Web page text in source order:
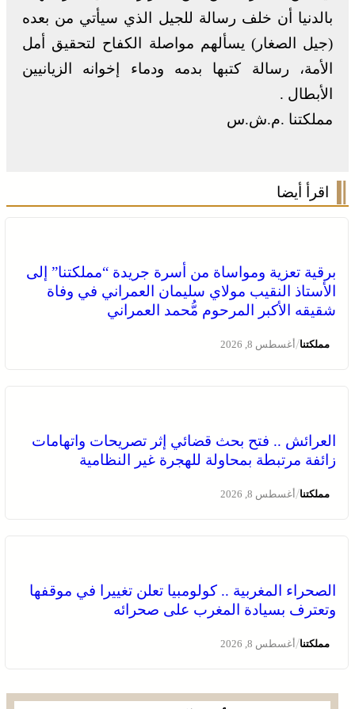
بالدنيا أن خلف رسالة للجيل الذي سيأتي من بعده
(جيل الصغار) يسألهم مواصلة الكفاح لتحقيق أمل
الأمة، رسالة كتبها بدمه ودماء إخوانه الزيانيين
الأبطال .
مملكتنا .م.ش.س
اقرأ أيضا
برقية تعزية ومواساة من أسرة جريدة “مملكتنا” إلى
الأستاذ النقيب مولاي سليمان العمراني في وفاة
شقيقه الأكبر المرحوم مُّحمد العمراني
مملكتنا/أغسطس 8, 2026
العرائش .. فتح بحث قضائي إثر تصريحات واتهامات
زائفة مرتبطة بمحاولة للهجرة غير النظامية
مملكتنا/أغسطس 8, 2026
الصحراء المغربية .. كولومبيا تعلن تغييرا في موقفها
وتعترف بسيادة المغرب على صحرائه
مملكتنا/أغسطس 8, 2026